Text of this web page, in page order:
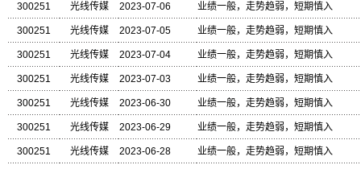
300251 光线传媒 2023-07-06 业绩一般，走势趋弱，短期慎入
300251 光线传媒 2023-07-05 业绩一般，走势趋弱，短期慎入
300251 光线传媒 2023-07-04 业绩一般，走势趋弱，短期慎入
300251 光线传媒 2023-07-03 业绩一般，走势趋弱，短期慎入
300251 光线传媒 2023-06-30 业绩一般，走势趋弱，短期慎入
300251 光线传媒 2023-06-29 业绩一般，走势趋弱，短期慎入
300251 光线传媒 2023-06-28 业绩一般，走势趋弱，短期慎入